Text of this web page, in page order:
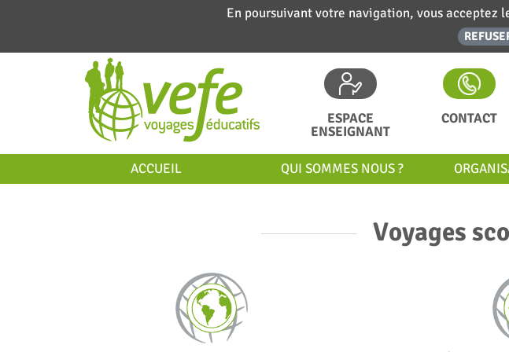
En poursuivant votre navigation, vous acceptez
ESPACE
ENSEIGNANT
CONTACT
ACCUEIL QUI SOMMES NOUS ?
Voyages